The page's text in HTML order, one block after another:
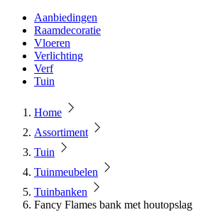
Aanbiedingen
Raamdecoratie
Vloeren
Verlichting
Verf
Tuin
Home
Assortiment
Tuin
Tuinmeubelen
Tuinbanken
Fancy Flames bank met houtopslag